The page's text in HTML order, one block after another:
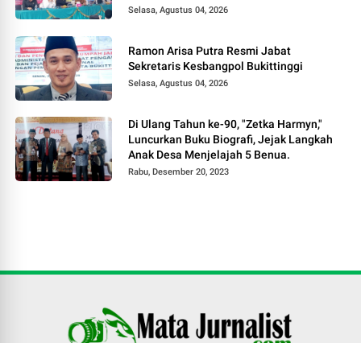
Selasa, Agustus 04, 2026
Ramon Arisa Putra Resmi Jabat
Sekretaris Kesbangpol Bukittinggi
Selasa, Agustus 04, 2026
Di Ulang Tahun ke-90, "Zetka Harmyn,"
Luncurkan Buku Biografi, Jejak Langkah
Anak Desa Menjelajah 5 Benua.
Rabu, Desember 20, 2023